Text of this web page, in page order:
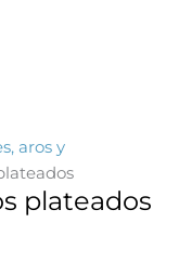
aros y
plateados